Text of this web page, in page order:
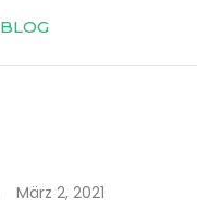
BLOG
März 2, 2021